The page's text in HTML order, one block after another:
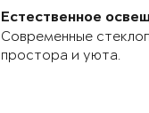
Естественное
Современные
простора и уюта.